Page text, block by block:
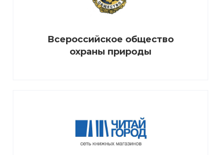
Всероссийское общество
охраны природы